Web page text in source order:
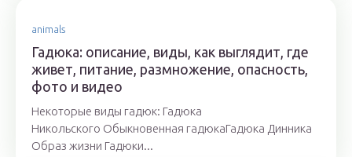
animals
Гадюка: описание, виды, как выглядит, где
живет, питание, размножение, опасность,
фото и видео
Некоторые виды гадюк: Гадюка
Никольского Обыкновенная гадюкаГадюка Динника
Образ жизни Гадюки...